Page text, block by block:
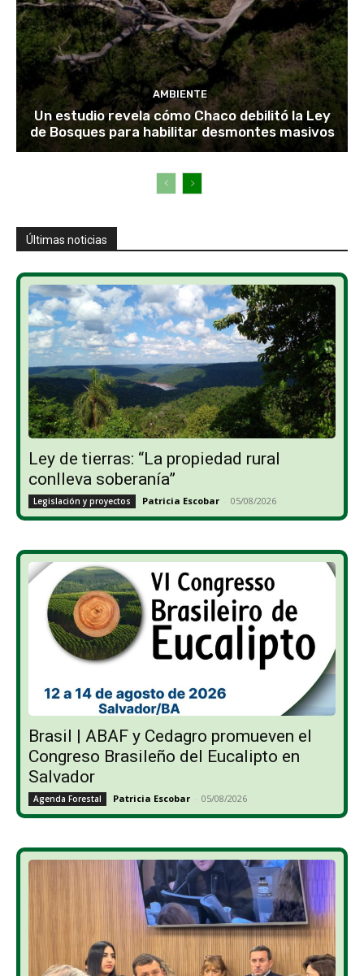
AMBIENTE
Un estudio revela cómo Chaco debilitó la Ley
de Bosques para habilitar desmontes masivos
Últimas noticias
Ley de tierras: “La propiedad rural
conlleva soberanía”
Legislación y proyectos Patricia Escobar - 05/08/2026
Brasil | ABAF y Cedagro promueven el
Congreso Brasileño del Eucalipto en
Salvador
Agenda Forestal Patricia Escobar - 05/08/2026